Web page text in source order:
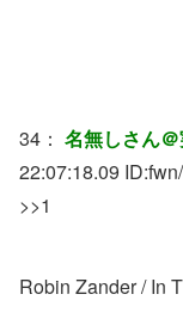
34： 名無しさん
22:07:18.09 ID:
>>1
Robin Zander / In